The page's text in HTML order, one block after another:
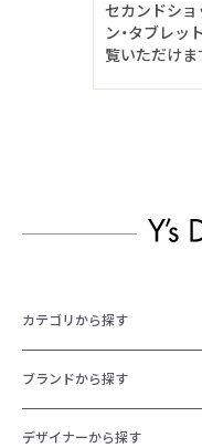
セカンドショ
ン・タブレッ
覧いただけま
カテゴリから探す
ブランドから探す
デザイナーから探す